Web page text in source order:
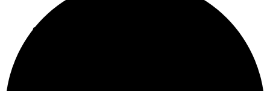
0